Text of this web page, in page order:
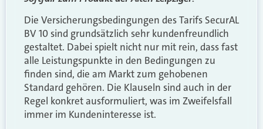
Die Versicherungsbedingungen des Tarifs SecurAL
BV 10 sind grundsätzlich sehr kundenfreundlich
gestaltet. Dabei spielt nicht nur mit rein, dass fast
alle Leistungspunkte in den Bedingungen zu
finden sind, die am Markt zum gehobenen
Standard gehören. Die Klauseln sind auch in der
Regel konkret ausformuliert, was im Zweifelsfall
immer im Kundeninteresse ist.